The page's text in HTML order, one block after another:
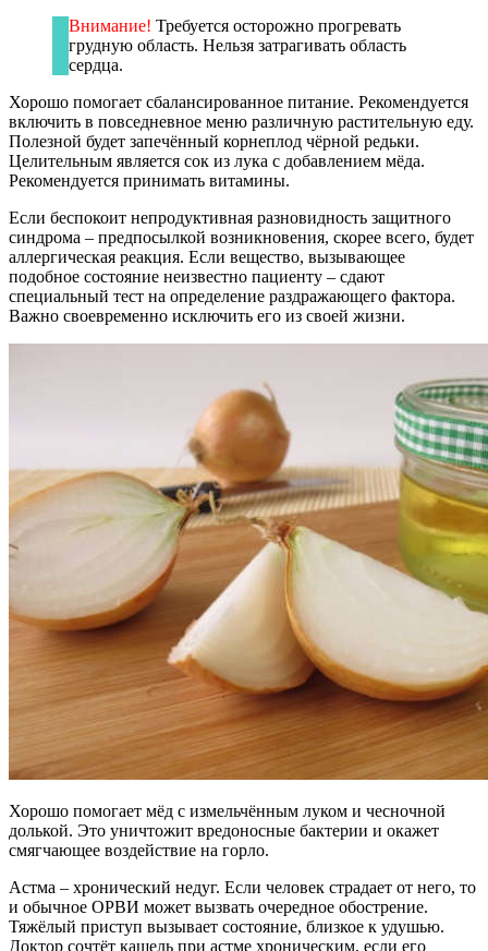
Внимание! Требуется осторожно прогревать
грудную область. Нельзя затрагивать область
сердца.
Хорошо помогает сбалансированное питание. Рекомендуется
включить в повседневное меню различную растительную еду.
Полезной будет запечённый корнеплод чёрной редьки.
Целительным является сок из лука с добавлением мёда.
Рекомендуется принимать витамины.
Если беспокоит непродуктивная разновидность защитного
синдрома – предпосылкой возникновения, скорее всего, будет
аллергическая реакция. Если вещество, вызывающее
подобное состояние неизвестно пациенту – сдают
специальный тест на определение раздражающего фактора.
Важно своевременно исключить его из своей жизни.
Хорошо помогает мёд с измельчённым луком и чесночной
долькой. Это уничтожит вредоносные бактерии и окажет
смягчающее воздействие на горло.
Астма – хронический недуг. Если человек страдает от него, то
и обычное ОРВИ может вызвать очередное обострение.
Тяжёлый приступ вызывает состояние, близкое к удушью.
Доктор сочтёт кашель при астме хроническим, если его